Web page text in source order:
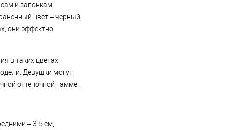
и запонкам.
цвет – черный,
они эффектно
в таких цветах
Девушки могут
оттеночной гамме.
– 3-5 см,